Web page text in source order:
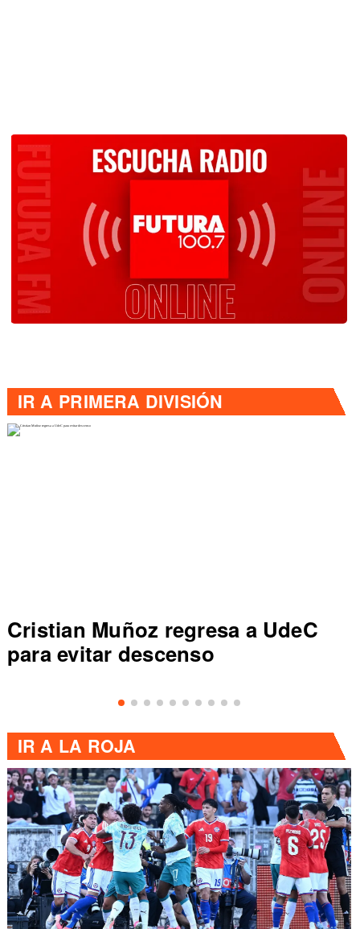
IR A PRIMERA DIVISIÓN
Cristian Muñoz regresa a UdeC
para evitar descenso
IR A LA ROJA